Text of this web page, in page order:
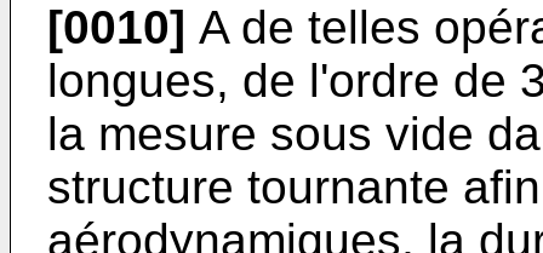
[0010] A de telles
longues, de l'ordre de
la mesure sous vide
structure tournante
aérodynamiques, la